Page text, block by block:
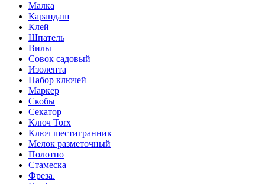
Малка
Карандаш
Клей
Шпатель
Вилы
Совок садовый
Изолента
Набор ключей
Маркер
Скобы
Секатор
Ключ Torx
Ключ шестигранник
Мелок разметочный
Полотно
Стамеска
Фреза.